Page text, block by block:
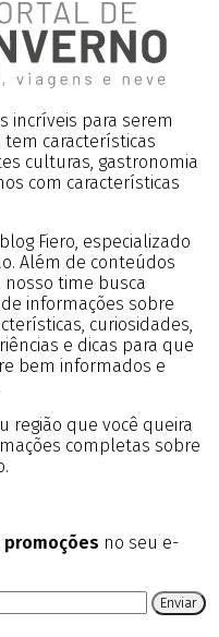
incríveis para serem
características
culturas, gastronomia
com características
Fiero, especializado
Além de conteúdos
time busca
informações sobre
curiosidades,
e dicas para que
bem informados e
região que você queira
completas sobre
no seu e-
Enviar